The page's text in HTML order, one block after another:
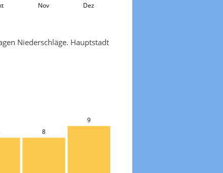
Nov Dez
Niederschläge. Hauptstadt
8
9